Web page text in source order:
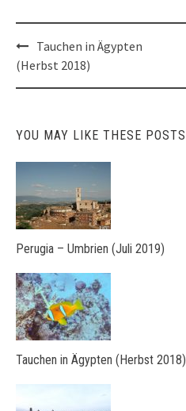
Post
navigation
Tauchen in Ägypten
(Herbst 2018)
YOU MAY LIKE THESE POSTS
Perugia – Umbrien (Juli 2019)
Tauchen in Ägypten (Herbst 2018)